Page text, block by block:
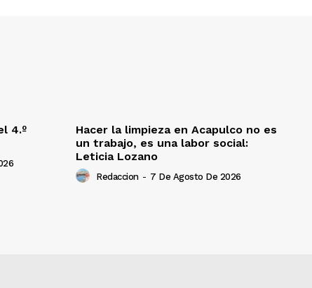
4.º
Hacer la limpieza en Acapulco no es
un trabajo, es una labor social:
Leticia Lozano
Redaccion - 7 De Agosto De 2026